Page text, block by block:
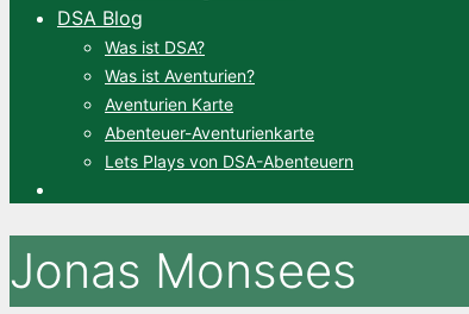
DSA Blog
Was ist DSA?
Was ist Aventurien?
Aventurien Karte
Abenteuer-Aventurienkarte
Lets Plays von DSA-Abenteuern
Jonas Monsees